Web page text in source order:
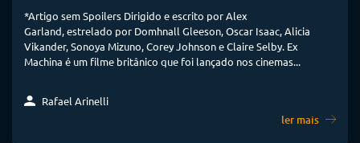
*Artigo sem Spoilers Dirigido e escrito por Alex
Garland, estrelado por Domhnall Gleeson, Oscar Isaac, Alicia
Vikander, Sonoya Mizuno, Corey Johnson e Claire Selby. Ex
Machina é um filme britânico que foi lançado nos cinemas...
Rafael Arinelli
ler mais